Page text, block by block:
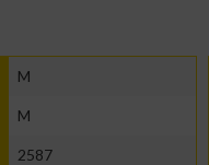
M
M
2587